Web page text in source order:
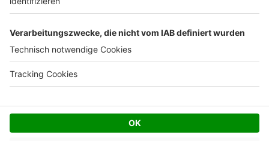
Facebook
Twitter